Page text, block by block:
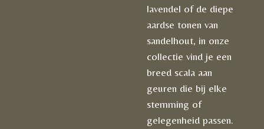
lavendel of de diepe
aardse tonen van
sandelhout, in onze
collectie vind je een
breed scala aan
geuren die bij elke
stemming of
gelegenheid passen.